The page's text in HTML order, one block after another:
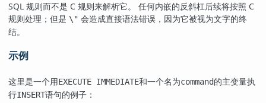
SQL 规则而不是 C 规则来解析它。 任何内嵌的反斜杠后续将按照 C
规则处理；但是 \" 会造成直接语法错误，因为它被视为文字的终
结。
示例
这里是一个用EXECUTE IMMEDIATE和一个名为command的主变量执
行INSERT语句的例子：